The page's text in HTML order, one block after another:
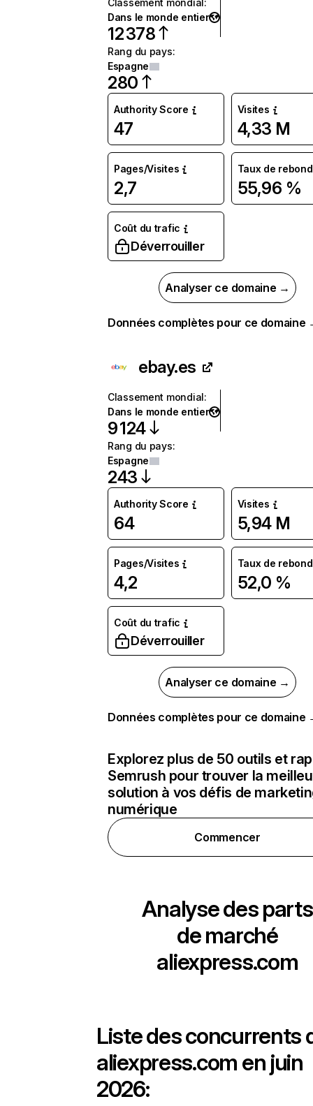
Classement mondial :
Dans le monde entier
12 378
Rang du pays:
Espagne
280
Authority Score
47
Visites
4,33 M
Pages/Visites
2,7
Taux de rebond
55,96 %
Coût du trafic
Déverrouiller
Analyser ce domaine →
Données complètes pour ce domaine
ebay.es
Classement mondial:
Dans le monde entier
9 124
Rang du pays:
Espagne
243
Authority Score
64
Visites
5,94 M
Pages/Visites
4,2
Taux de rebond
52,0 %
Coût du trafic
Déverrouiller
Analyser ce domaine →
Données complètes pour ce domaine
Explorez plus de 50 outils et
Semrush pour trouver la
solution à vos défis de
numérique
Commencer
Analyse des parts
de marché
aliexpress.com
Liste des concurrents
aliexpress.com en juin
2026: